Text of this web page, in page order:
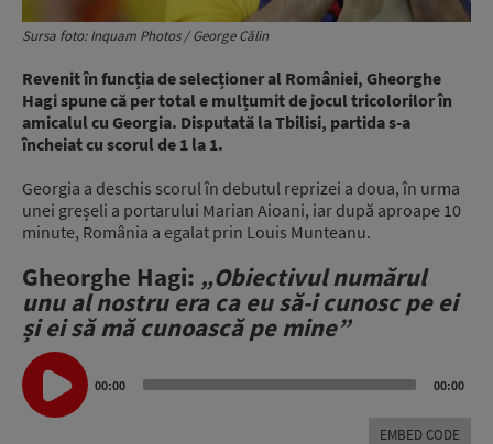
Sursa foto: Inquam Photos / George Călin
Revenit în funcția de selecționer al României, Gheorghe
Hagi spune că per total e mulțumit de jocul tricolorilor în
amicalul cu Georgia. Disputată la Tbilisi, partida s-a
încheiat cu scorul de 1 la 1.
Georgia a deschis scorul în debutul reprizei a doua, în urma
unei greșeli a portarului Marian Aioani, iar după aproape 10
minute, România a egalat prin Louis Munteanu.
Gheorghe Hagi: „Obiectivul numărul
unu al nostru era ca eu să-i cunosc pe ei
și ei să mă cunoască pe mine”
Audio
Player
00:00 00:00
EMBED CODE